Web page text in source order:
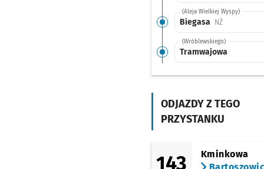
(Aleja Wielkiej Wyspy)
Biegasa NŻPrzystanek
(Wróblewskiego)
Tramwajowa
(Skłodowskiej-Curie)
Wrocławska
Pl. Grunwaldzki
ODJAZDY Z TEGO
PRZYSTANKU
143
Kminkowa